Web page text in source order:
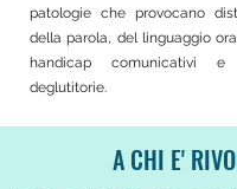
patologie che provocano
della parola, del linguaggio
handicap comunicativi
deglutitorie.
A CHI E'